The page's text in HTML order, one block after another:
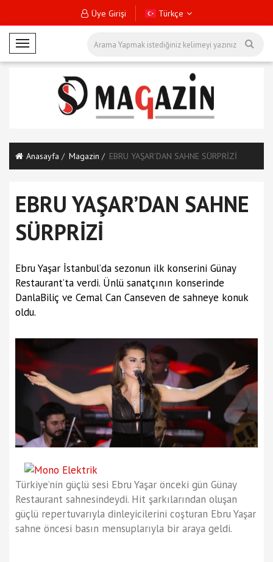
Üye Girişi Türkçe
M
o
üAnasayfa Magazin EBRU YAŞAR’DAN SAHNE SÜRPRİZİ
EBRU YAŞAR’DAN SAHNE
SÜRPRİZİ
Ebru Yaşar İstanbul’da sezonun ilk konserini Günay
Restaurant’ta verdi. Ünlü sanatçının konserinde
DanlaBiliç ve Cemal Can Canseven de sahneye konuk
oldu.
Türkiye’nin güçlü sesi Ebru Yaşar önceki gün Günay
Restaurant sahnesindeydi. Hit şarkılarından oluşan
güçlü repertuvarıyla dinleyicilerini coşturan Ebru Yaşar
sahne öncesi basın mensuplarıyla bir araya geldi.